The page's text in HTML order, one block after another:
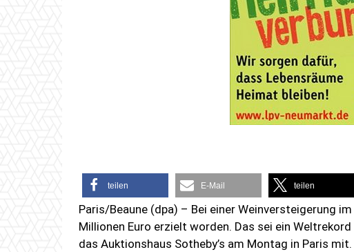
teilen E-Mail teilen
Paris/Beaune (dpa) – Bei einer Weinversteigerung
Millionen Euro erzielt worden. Das sei ein
das Auktionshaus Sotheby’s am Montag in Paris